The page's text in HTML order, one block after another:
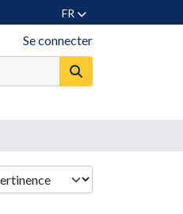
FR
Se connecter